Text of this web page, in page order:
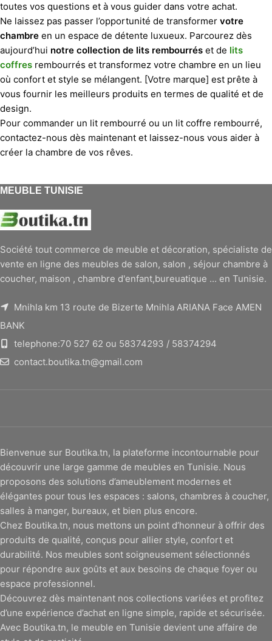
toutes vos questions et à vous guider dans votre achat.
Ne laissez pas passer l’opportunité de transformer votre
chambre en un espace de détente luxueux. Parcourez dès
aujourd’hui notre collection de lits rembourrés et de lits
coffres rembourrés et transformez votre chambre en un lieu
où confort et style se mélangent. [Votre marque] est prête à
vous fournir les meilleurs produits en termes de qualité et de
design.
Pour commander un lit rembourré ou un lit coffre rembourré,
contactez-nous dès maintenant et laissez-nous vous aider à
créer la chambre de vos rêves.
MEUBLE TUNISIE
Société tout commerce de meuble et décoration, spécialiste de
vente en ligne des meubles de salon, salon , séjour chambre à
coucher, maison , chambre d'enfant,bureuatique ... en Tunisie.
Mnihla km 13 route de Bizerte Mnihla ARIANA Face AMEN
BANK
telephone:70 527 62 ou 58374293 / 58374294
contact.boutika.tn@gmail.com
Bienvenue sur Boutika.tn, la plateforme incontournable pour
découvrir une large gamme de meubles en Tunisie. Nous
proposons des solutions d’ameublement modernes et
élégantes pour tous les espaces : salons, chambres à coucher,
salles à manger, bureaux, et bien plus encore.
Chez Boutika.tn, nous mettons un point d’honneur à offrir des
produits de qualité, conçus pour allier style, confort et
durabilité. Nos meubles sont soigneusement sélectionnés
pour répondre aux goûts et aux besoins de chaque foyer ou
espace professionnel.
Découvrez dès maintenant nos collections variées et profitez
d’une expérience d’achat en ligne simple, rapide et sécurisée.
Avec Boutika.tn, le meuble en Tunisie devient une affaire de